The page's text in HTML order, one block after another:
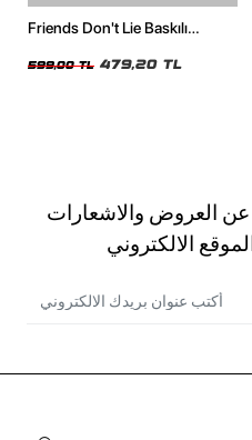
Friends Don't Lie Baskılı
599,00 TL 479,20 TL
عن العروض والاشعارات
الالكتروني